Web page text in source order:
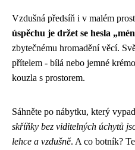
Vzdušná předsíň i v malém
úspěchu je držet se hesla
zbytečnému hromadění věcí.
přítelem - bílá nebo jemné
kouzla s prostorem.
Sáhněte po nábytku, který
skříňky bez viditelných úchytů
lehce a vzdušně. A co botník?